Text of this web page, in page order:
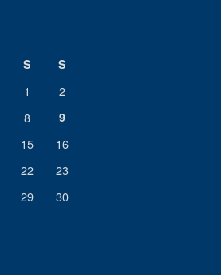
S S
1
2
8 9
15
16
22
23
29
30